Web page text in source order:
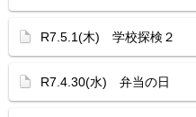
R7.5.1(木) 学校探検２
R7.4.30(水) 弁当の日